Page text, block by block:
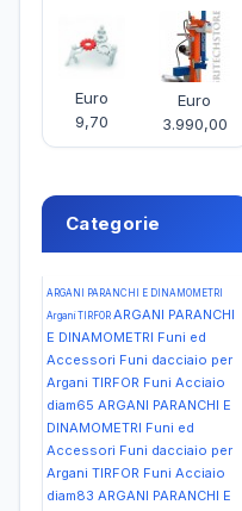
Euro
9,70
Euro
3.990,00
Categorie
ARGANI PARANCHI E DINAMOMETRI
Argani TIRFOR ARGANI PARANCHI
E DINAMOMETRI Funi ed
Accessori Funi dacciaio per
Argani TIRFOR Funi Acciaio
diam65 ARGANI PARANCHI E
DINAMOMETRI Funi ed
Accessori Funi dacciaio per
Argani TIRFOR Funi Acciaio
diam83 ARGANI PARANCHI E